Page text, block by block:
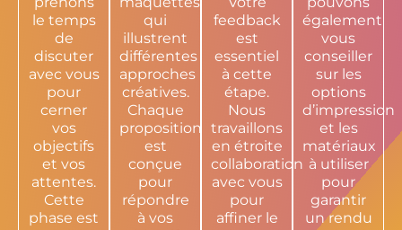
le temps
de
discuter
avec vous
pour
cerner
vos
objectifs
et vos
attentes.
Cette
phase est
qui
illustrent
différentes
approches
créatives.
Chaque
proposition
est
conçue
pour
répondre
à vos
feedback
est
essentiel
à cette
étape.
Nous
travaillons
en étroite
collaboration
avec vous
pour
affiner le
également
vous
conseiller
sur les
options
d’impression
et les
matériaux
à utiliser
pour
garantir
un rendu